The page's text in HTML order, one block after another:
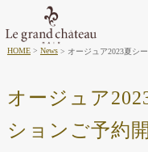
HOME News オージュア2023夏シ
オージュア
ションご予約